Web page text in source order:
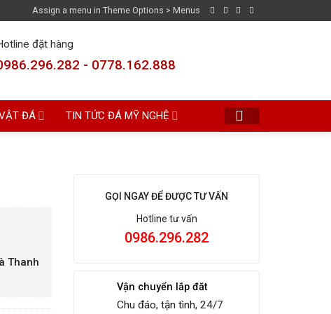
Assign a menu in Theme Options > Menus
đặt hàng
- 0778.162.888
ĐÁ TIN TỨC ĐÁ MỸ NGHỆ
Thanh
GỌI NGAY ĐỂ ĐƯỢC TƯ VẤN
Hotline tư vấn
0986.296.282
Vận chuyển lắp đăt
Chu đáo, tận tình, 24/7